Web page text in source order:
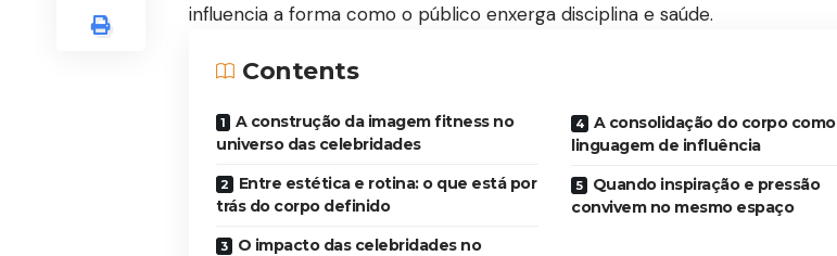
influencia a forma como o público enxerga disciplina e saúde.
Contents
A construção da imagem fitness no
universo das celebridades
Entre estética e rotina: o que está por
trás do corpo definido
O impacto das celebridades no
A consolidação do corpo como
linguagem de influência
Quando inspiração e pressão
convivem no mesmo espaço